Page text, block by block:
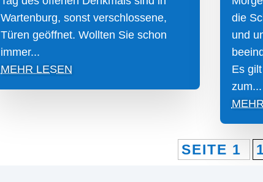
Wartenburg, sonst verschlossene,
Türen geöffnet. Wollten Sie schon
immer...
MEHR LESEN
die
und
Es
zum...
SEITE 1